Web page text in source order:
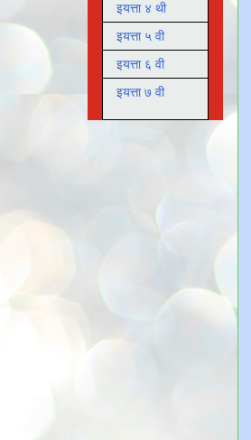
इयत्ता ४ थी
इयत्ता ५ वी
इयत्ता ६ वी
इयत्ता ७ वी